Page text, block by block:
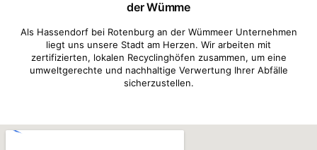
der Wümme
Als Hassendorf bei Rotenburg an der Wümmeer Unternehmen
liegt uns unsere Stadt am Herzen. Wir arbeiten mit
zertifizierten, lokalen Recyclinghöfen zusammen, um eine
umweltgerechte und nachhaltige Verwertung Ihrer Abfälle
sicherzustellen.